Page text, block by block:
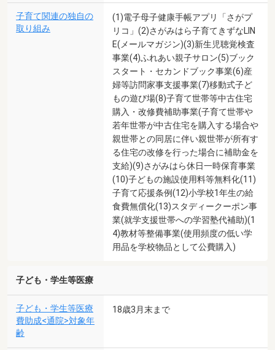
子育て関連の独自の
取り組み
(1)電子母子健康手帳アプリ「さがプ
リコ」(2)さがみはら子育てきずなLIN
E(メールマガジン)(3)新生児聴覚検査
事業(4)ふれあい親子サロン(5)ブック
スタート・セカンドブック事業(6)産
婦等訪問家事支援事業(7)移動式子ど
もの遊び場(8)子育て世帯等中古住宅
購入・改修費補助事業(子育て世帯や
若年世帯が中古住宅を購入する場合や
親世帯との同居に伴い親世帯が所有す
る住宅の改修を行った場合に補助金を
支給)(9)さがみはら休日一時保育事業
(10)子どもの施設使用料等無料化(11)
子育て応援条例(12)小学校1年生の給
食費無償化(13)スタディークーポン事
業(就学支援世帯への学習塾代補助)(1
4)教材等整備事業(使用頻度の低い学
用品を学校物品として公費購入)
子ども・学生等医療
子ども・学生等医療
費助成<通院>対象年
齢
18歳3月末まで